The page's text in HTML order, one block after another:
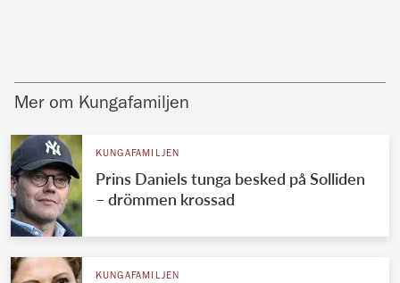
Mer om Kungafamiljen
KUNGAFAMILJEN
Prins Daniels tunga besked på Solliden
– drömmen krossad
KUNGAFAMILJEN